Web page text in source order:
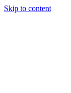
Skip to content